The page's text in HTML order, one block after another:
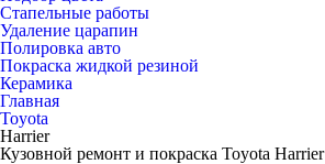
Стапельные работы
Удаление царапин
Полировка авто
Покраска жидкой резиной
Керамика
Главная
Toyota
Harrier
Кузовной ремонт и покраска Toyota Harrier